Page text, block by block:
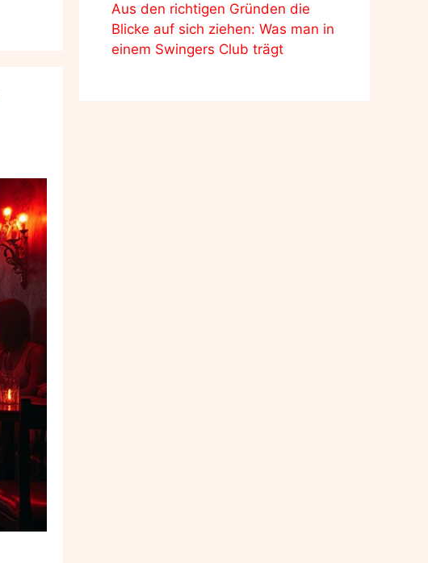
Aus den richtigen Gründen die
Blicke auf sich ziehen: Was man in
einem Swingers Club trägt